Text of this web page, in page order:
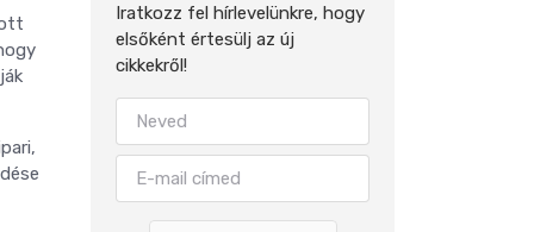
Iratkozz fel hírlevelünkre, hogy
elsőként értesülj az új
cikkekről!